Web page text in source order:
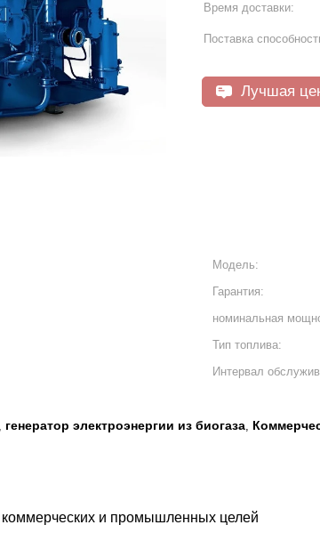
Время доставки:
Поставка
Лучшая
Модель:
Гарантия:
номинальная
Тип топлива:
Интервал
, генератор электроэнергии из биогаза,
коммерческих и промышленных целей